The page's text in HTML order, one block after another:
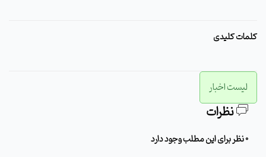
کلمات کلیدی
لیست اخبار
نظرات
0 نظر برای این مطلب وجود دارد